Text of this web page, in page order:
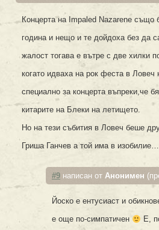
Концерта на Impaled Nazarene
година и нещо и те дойдоха без да
жалост тогава е вътре с две хилки
когато идваха на рок феста в Ловеч
специално за концерта въпреки,че
китарите на Блеки на летището.
Но на тези събития в Ловеч беше
Гриша Ганчев а той има в изобилие…
#9 написан от Анонимен
Йоско е ентусиаст и
е още по-симпатичен
Е,